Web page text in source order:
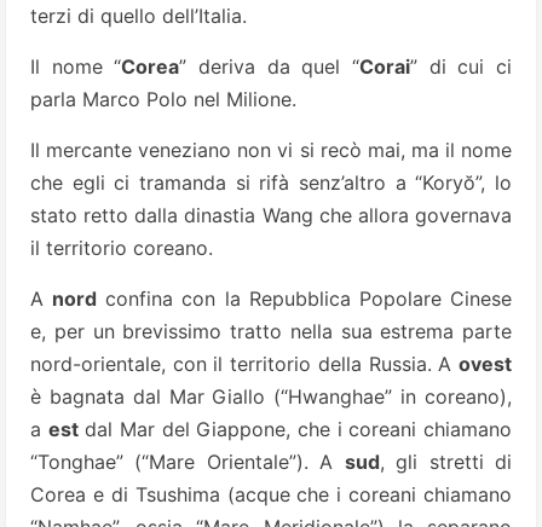
terzi di quello dell’Italia.
Il nome “Corea” deriva da quel “Corai” di cui ci
parla Marco Polo nel Milione.
Il mercante veneziano non vi si recò mai, ma il nome
che egli ci tramanda si rifà senz’altro a “Koryŏ”, lo
stato retto dalla dinastia Wang che allora governava
il territorio coreano.
A nord confina con la Repubblica Popolare Cinese
e, per un brevissimo tratto nella sua estrema parte
nord-orientale, con il territorio della Russia. A ovest
è bagnata dal Mar Giallo (“Hwanghae” in coreano),
a estdal Mar del Giappone, che i coreani chiamano
“Tonghae” (“Mare Orientale”). A sud, gli stretti di
Corea e di Tsushima (acque che i coreani chiamano